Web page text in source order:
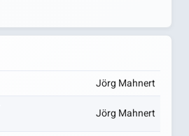
Jörg Mahnert
Jörg Mahnert